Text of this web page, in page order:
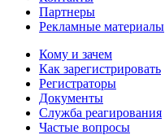
Партнеры
Рекламные материалы
Кому и зачем
Как зарегистрировать
Регистраторы
Документы
Служба реагирования
Частые вопросы